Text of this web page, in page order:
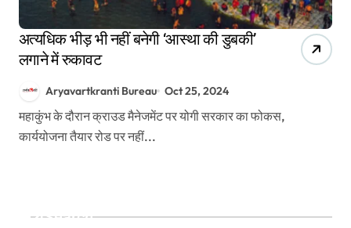
अत्यधिक भीड़ भी नहीं बनेगी ‘आस्था की डुबकी’
लगाने में रुकावट
Aryavartkranti Bureau Oct 25, 2024
महाकुंभ के दौरान क्राउड मैनेजमेंट पर योगी सरकार का फोकस,
कार्ययोजना तैयार रोड पर नहीं...
Search